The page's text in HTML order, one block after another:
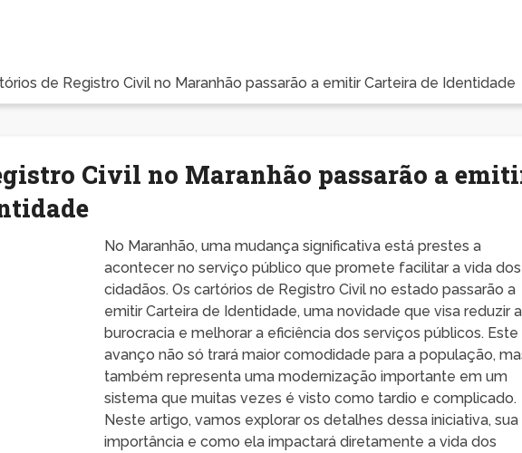
de Registro Civil no Maranhão passarão a emitir Carteira de Identidade
Civil no Maranhão passarão a
No Maranhão, uma mudança significativa está prestes a
acontecer no serviço público que promete facilitar a vida dos
cidadãos. Os cartórios de Registro Civil no estado passarão a
emitir Carteira de Identidade, uma novidade que visa reduzir a
burocracia e melhorar a eficiência dos serviços públicos. Este
avanço não só trará maior comodidade para a população,
também representa uma modernização importante em um
sistema que muitas vezes é visto como tardio e complicado.
Neste artigo, vamos explorar os detalhes dessa iniciativa, sua
importância e como ela impactará diretamente a vida dos